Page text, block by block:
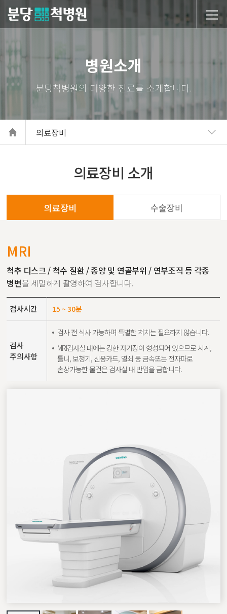
당척병원
병원소개
의료장비
의료장비 소개
의료장비 수술장비
MRI
척추 디스크 / 척수 질환 / 종양 및 연골부위 / 연부조직 등 각종
병변을 세밀하게 촬영하여 검사합니다.
검사시간 15 ~ 30분
검사
주의사항
검사 전 식사 가능하며 특별한 처치는 필요하지 않습니다.
MRI검사실 내에는 강한 자기장이 형성되어 있으므로 시계,
틀니, 보청기, 신용카드, 열쇠 등 금속또는 전자파로
손상가능한 물건은 검사실 내 반입을 금합니다.